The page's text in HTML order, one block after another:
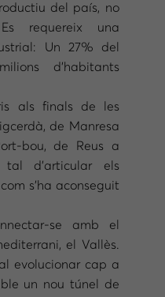
del país, no
requereix una
Un 27% del
d’habitants
als finals de les
de Manresa
bou, de Reus a
d’articular els
s’ha aconseguit
se amb el
el Vallès.
evolucionar cap a
un nou túnel de